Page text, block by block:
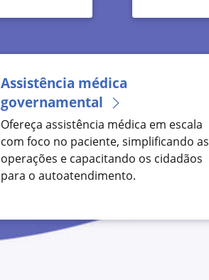
Assistência médica
governamental
Ofereça assistência médica em escala
com foco no paciente, simplificando as
operações e capacitando os cidadãos
para o autoatendimento.